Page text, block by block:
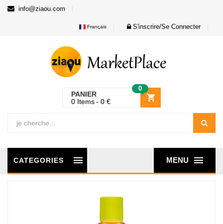
info@ziaou.com
Français S'inscrire/Se Connecter
PANIER
0
0 Items 0 €
MENU
CATEGORIES